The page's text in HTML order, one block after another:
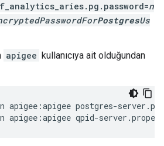
n
PostgresUs
apigee kullanıcıya ait olduğundan
apigee:apigee qpid-